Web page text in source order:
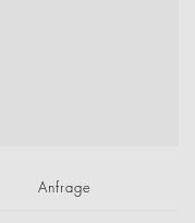
Anfrage